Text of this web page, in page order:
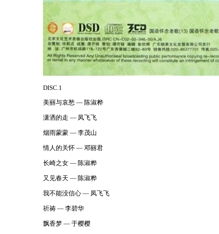
DISC.1
美丽与哀愁 — 陈淑桦
潇洒的走 — 凤飞飞
烟雨蒙蒙 — 李茂山
情人的关怀 — 邓丽君
长崎之女 — 陈淑桦
又见春天 — 陈淑桦
我不能没信心 — 凤飞飞
祈祷 — 李碧华
飘香梦 — 于樱樱